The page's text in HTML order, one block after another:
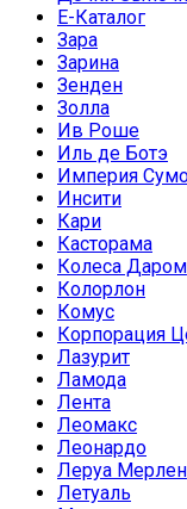
Е-Каталог
Зара
Зарина
Зенден
Золла
Ив Роше
Иль де Ботэ
Империя
Инсити
Кари
Касторама
Колеса Даром
Колорлон
Комус
Корпорация
Лазурит
Ламода
Лента
Леомакс
Леонардо
Леруа Мерлен
Летуаль